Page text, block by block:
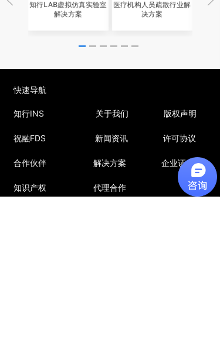
知行LAB虚拟仿真实验室
解决方案
医疗机构人员疏散行业解
决方案
智
快速导航
知行INS 关于我们 版权声明
祝融FDS 新闻资讯 许可协议
合作伙伴 解决方案 企业证书
知识产权 代理合作